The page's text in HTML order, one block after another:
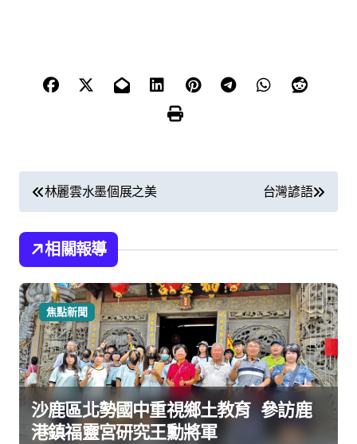
文
章
導
覽
林麗雲水墨個展之美 台灣諺語
相關報導
焦點新聞
沙鹿區北勢國中重視鄉土教育 參訪鹿
港鎮福靈宮研究王勳將軍